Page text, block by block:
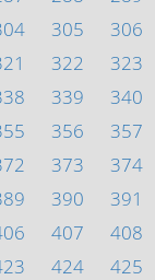
305 306
322 323
339 340
356 357
373 374
390 391
407 408
424 425